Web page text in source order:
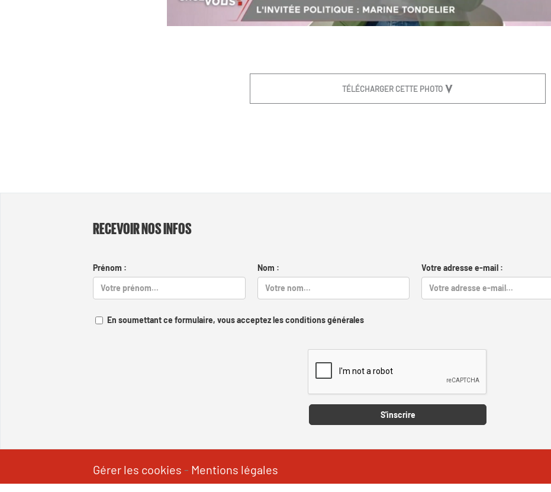
TÉLÉCHARGER CETTE PHOTO
RECEVOIR NOS INFOS
Prénom : Nom : Votre adresse e-mail :
En soumettant ce formulaire, vous acceptez les conditions générales
S'inscrire
Gérer les cookies - Mentions légales